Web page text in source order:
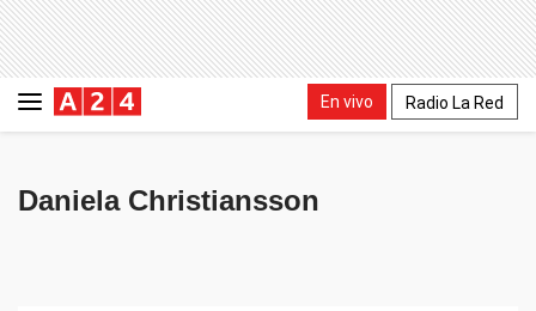
En vivo Radio La Red
Daniela Christiansson